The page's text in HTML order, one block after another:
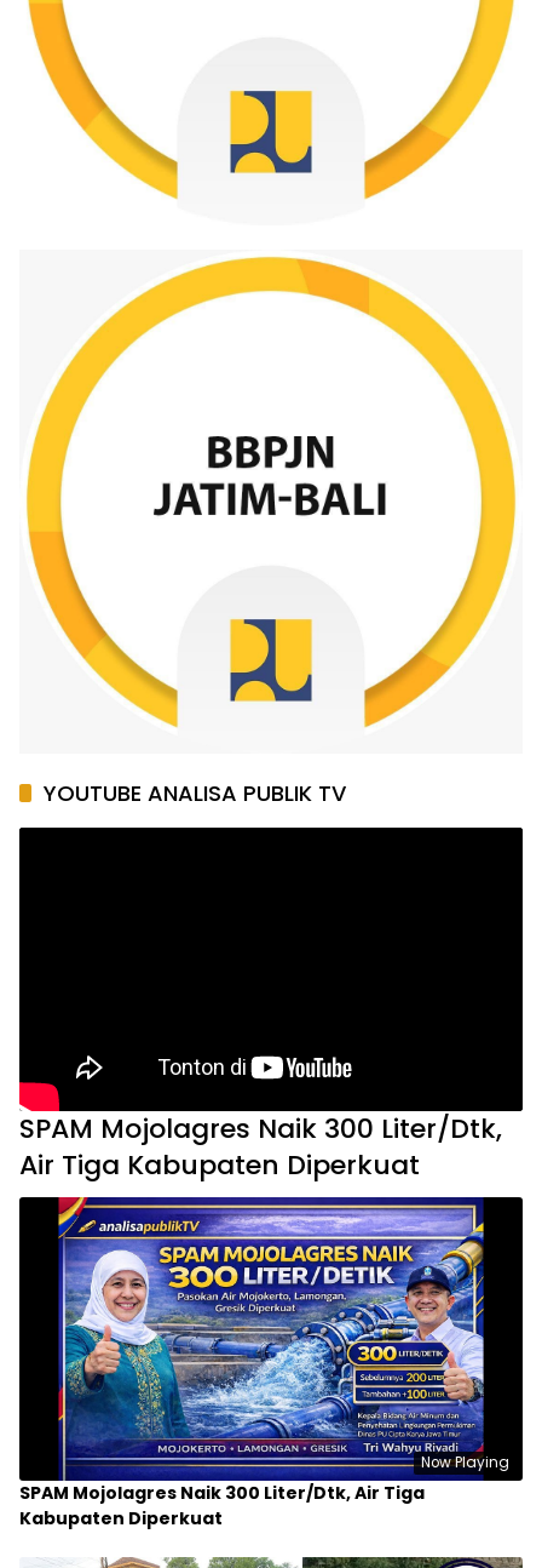
YOUTUBE ANALISA PUBLIK TV
SPAM Mojolagres Naik 300 Liter/Dtk,
Air Tiga Kabupaten Diperkuat
Now Playing
SPAM Mojolagres Naik 300 Liter/Dtk, Air Tiga
Kabupaten Diperkuat